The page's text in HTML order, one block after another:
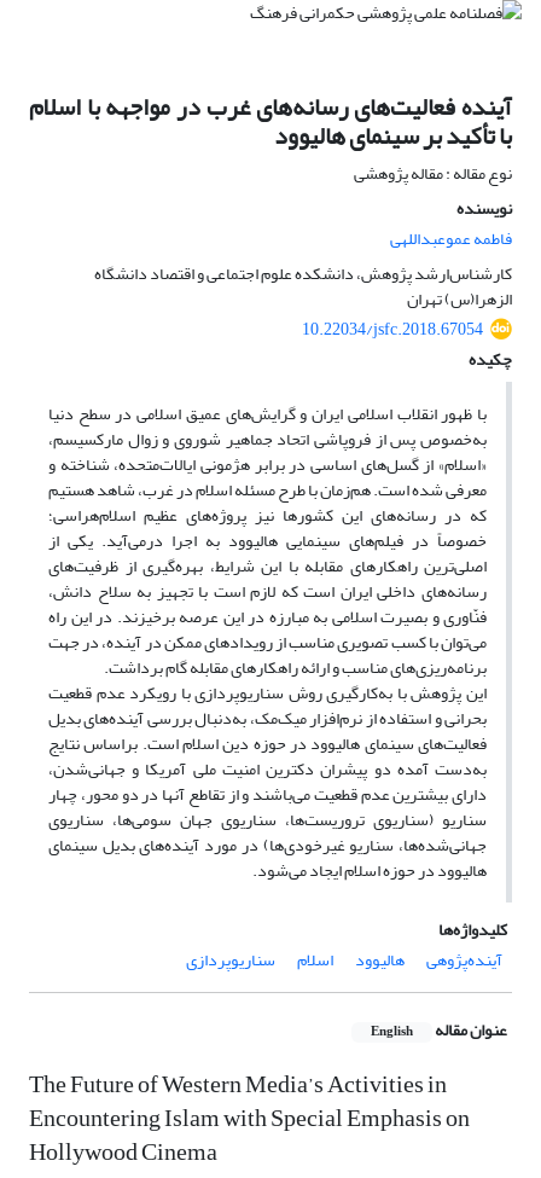
آینده فعالیت‌های رسانه‌های غرب در مواجهه با اسلام
با تأکید بر سینمای هالیوود
نوع مقاله : مقاله پژوهشی
نویسنده
فاطمه عموعبداللهی
کارشناس‌ارشد پژوهش، دانشکده علوم اجتماعی و اقتصاد دانشگاه
الزهرا(س) تهران
10.22034/jsfc.2018.67054
چکیده
با ظهور انقلاب اسلامی ایران و گرایش‌های عمیق اسلامی در سطح دنیا
به‌خصوص پس از فروپاشی اتحاد جماهیر شوروی و زوال مارکسیسم،
«اسلام» از گسل‌های اساسی در برابر هژمونی ایالات‌متحده، شناخته و
معرفی شده است. هم‌زمان با طرح مسئله اسلام در غرب، شاهد هستیم
که در رسانه‌های این کشورها نیز پروژه‌های عظیم اسلام‌هراسی؛
خصوصاً در فیلم‌های سینمایی هالیوود به اجرا درمی‌آید. یکی از
اصلی‌ترین راهکار‌های مقابله با این شرایط، بهره‌گیری از ظرفیت‌های
رسانه‌های داخلی ایران است که لازم است با تجهیز به سلاح دانش،
فنّاوری و بصیرت اسلامی به مبارزه در این عرصه برخیزند. در این راه
می‌توان با کسب تصویری مناسب از رویداد‌های ممکن در آینده، در جهت
برنامه‌ریزی‌های مناسب و ارائه راهکار‌های مقابله گام برداشت.
این پژوهش با به‌کارگیری روش سناریوپردازی با رویکرد عدم قطعیت
بحرانی و استفاده از نرم‌افزار میک‌مک، به‌دنبال بررسی آینده‌های بدیل
فعالیت‌های سینمای هالیوود در حوزه دین اسلام است. براساس نتایج
به‌دست آمده دو پیشران دکترین امنیت ملی آمریکا و جهانی‌شدن،
دارای بیشترین عدم قطعیت می‌باشند و از تقاطع آنها در دو محور، چهار
سناریو (سناریوی تروریست‌ها، سناریوی جهان سومی‌ها، سناریوی
جهانی‌شده‌ها، سناریو غیرخودی‌ها) در مورد آینده‌های بدیل سینمای
هالیوود در حوزه اسلام ایجاد می‌شود.
کلیدواژه‌ها
آینده‌پژوهی
هالیوود اسلام سناریوپردازی
عنوان مقاله English
The Future of Western Media’s Activities in
Encountering Islam with Special Emphasis on
Hollywood Cinema